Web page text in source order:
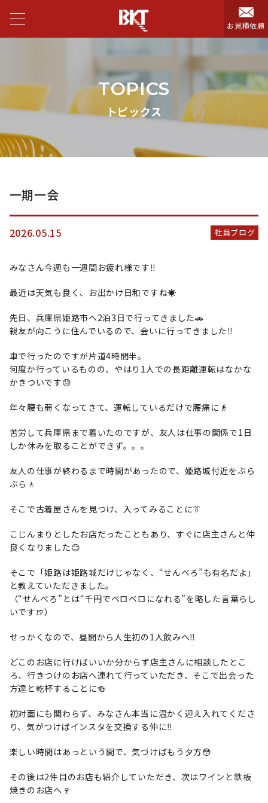
お見積依頼
TOPICS
トピックス
一期一会
2026.05.15 社員ブログ
みなさん今週も一週間お疲れ様です‼️
最近は天気も良く、お出かけ日和ですね☀️
先日、兵庫県姫路市へ2泊3日で行ってきました🚗
親友が向こうに住んでいるので、会いに行ってきました‼️
車で行ったのですが片道4時間半。
何度か行っているものの、やはり1人での長距離運転はなかな
かきついです😓
年々腰も弱くなってきて、運転しているだけで腰痛に👴
苦労して兵庫県まで着いたのですが、友人は仕事の関係で1日
しか休みを取ることができず。。。
友人の仕事が終わるまで時間があったので、姫路城付近をぶら
ぶら🚶
そこで古着屋さんを見つけ、入ってみることに👔
こじんまりとしたお店だったこともあり、すぐに店主さんと仲
良くなりました😊
そこで「姫路は姫路城だけじゃなく、“せんべろ”も有名だよ」
と教えていただきました。
（“せんべろ”とは“千円でベロベロになれる”を略した言葉らし
いです🍺）
せっかくなので、昼間から人生初の1人飲みへ‼️
どこのお店に行けばいいか分からず店主さんに相談したとこ
ろ、行きつけのお店へ連れて行っていただき、そこで出会った
方達と乾杯することに🍻
初対面にも関わらず、みなさん本当に温かく迎え入れてくださ
り、気がつけばインスタを交換する仲に‼️
楽しい時間はあっという間で、気づけばもう夕方😳
その後は2件目のお店も紹介していただき、次はワインと鉄板
焼きのお店へ🍷